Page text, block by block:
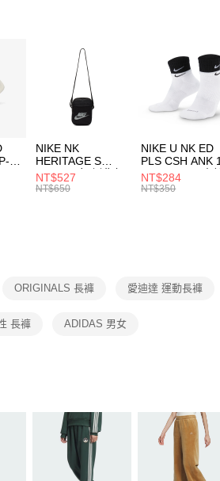
３．安心：先確
【「AFTEE先享
１．於結帳方式
付」結帳頁面，
２．訂單成立數
３．收到繳費通
／ATM／網路銀
※ 請注意：結帳
絡購買商品的店
先享後付繳納相
交易，需依本服
結果請求用戶進
５．嚴禁一人註
形，恩沛科技股
每筆NT$100，
每筆NT$100，
付款後門市自取
每筆NT$100，
NIKE NK
HERITAGE S
SMIT 男女 側背包
BA5871010
NT$527
NT$650
NIKE U NK ED
PLS CSH ANK
144 DBL 男 中統
襪 DH4058104
NT$284
NT$350
ORIGINALS 長褲 愛迪達 運動長褲
長褲 ADIDAS 男女